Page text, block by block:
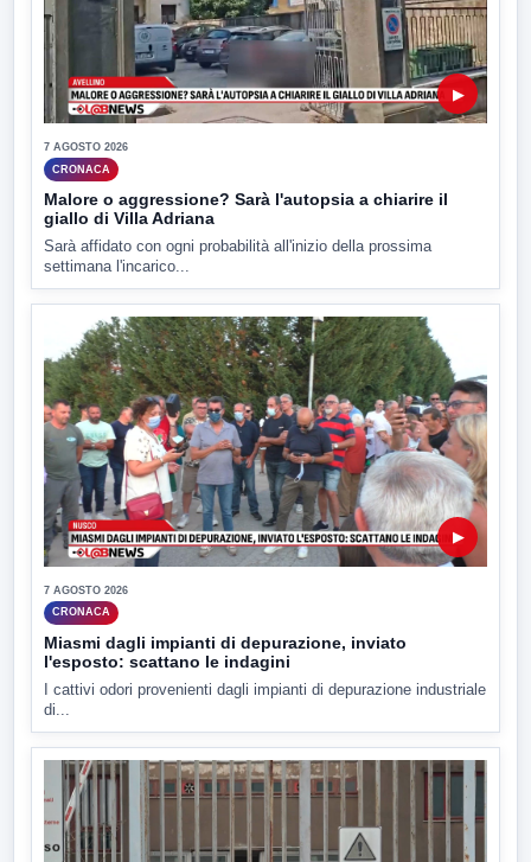
▶
7 AGOSTO 2026
CRONACA
Malore o aggressione? Sarà l'autopsia a chiarire il
giallo di Villa Adriana
Sarà affidato con ogni probabilità all'inizio della prossima
settimana l'incarico...
▶
7 AGOSTO 2026
CRONACA
Miasmi dagli impianti di depurazione, inviato
l'esposto: scattano le indagini
I cattivi odori provenienti dagli impianti di depurazione industriale
di...